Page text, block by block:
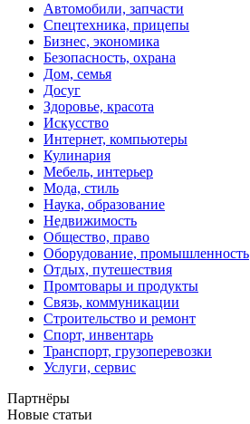
Автомобили, запчасти
Спецтехника, прицепы
Бизнес, экономика
Безопасность, охрана
Дом, семья
Досуг
Здоровье, красота
Искусство
Интернет, компьютеры
Кулинария
Мебель, интерьер
Мода, стиль
Наука, образование
Недвижимость
Общество, право
Оборудование, промышленность
Отдых, путешествия
Промтовары и продукты
Связь, коммуникации
Строительство и ремонт
Спорт, инвентарь
Транспорт, грузоперевозки
Услуги, сервис
Партнёры
Новые статьи